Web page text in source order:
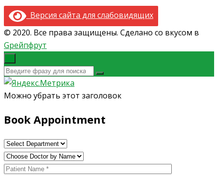
Версия сайта для слабовидящих
© 2020. Все права защищены. Сделано со вкусом в
Gрейпфрут
Можно убрать этот заголовок
Book Appointment